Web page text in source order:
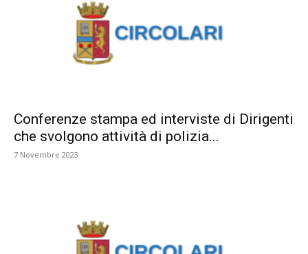
Conferenze stampa ed interviste di Dirigenti
che svolgono attività di polizia...
7 Novembre 2023